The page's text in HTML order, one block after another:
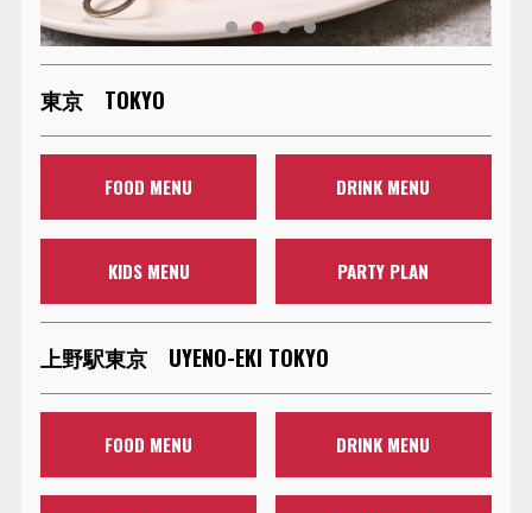
東京 TOKYO
FOOD MENU DRINK MENU
KIDS MENU PARTY PLAN
上野駅東京 UYENO-EKI TOKYO
FOOD MENU DRINK MENU